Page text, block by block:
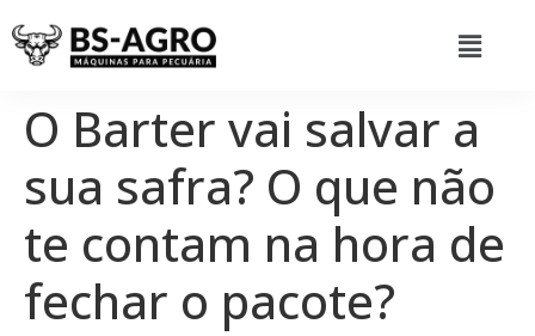
O Barter vai salvar a
sua safra? O que não
te contam na hora de
fechar o pacote?